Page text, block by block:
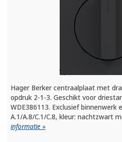
Hager Berker centraalplaat met
opdruk 2-1-3. Geschikt voor
WDE386113. Exclusief binnenwerk
A.1/A.8/C.1/C.8, kleur: nachtzwart
informatie »